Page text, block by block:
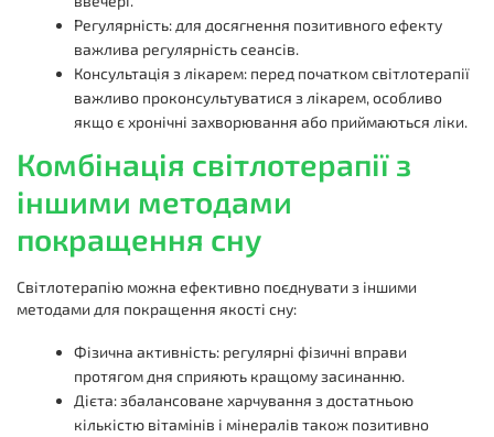
Регулярність: для досягнення позитивного ефекту
важлива регулярність сеансів.
Консультація з лікарем: перед початком світлотерапії
важливо проконсультуватися з лікарем, особливо
якщо є хронічні захворювання або приймаються ліки.
Комбінація світлотерапії з
іншими методами
покращення сну
Світлотерапію можна ефективно поєднувати з іншими
методами для покращення якості сну:
Фізична активність: регулярні фізичні вправи
протягом дня сприяють кращому засинанню.
Дієта: збалансоване харчування з достатньою
кількістю вітамінів і мінералів також позитивно